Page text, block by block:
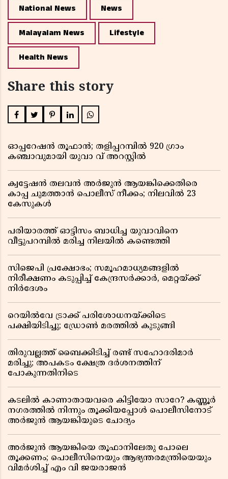
National News News
Malayalam News Lifestyle
Health News
Share this story
ഓപ്പറേഷൻ തൂഫാൻ; തളിപ്പറമ്പിൽ 920 ഗ്രാം
കഞ്ചാവുമായി യുവാ വ് അറസ്റ്റിൽ
ക്വട്ടേഷൻ തലവൻ അർജുൻ ആയങ്കിക്കെതിരെ
കാപ്പ ചുമത്താൻ പൊലീസ് നീക്കം; നിലവിൽ 23
കേസുകൾ
പരിയാരത്ത് ഓട്ടിസം ബാധിച്ച യുവാവിനെ
വീട്ടുപറമ്പിൽ മരിച്ച നിലയിൽ കണ്ടെത്തി
സിജെപി പ്രക്ഷോഭം; സമൂഹമാധ്യമങ്ങളിൽ
നിരീക്ഷണം കടുപ്പിച്ച് കേന്ദ്രസർക്കാർ, മെറ്റയ്ക്ക്
നിർദേശം
റെയിൽവേ ട്രാക്ക് പരിശോധനയ്ക്കിടെ
പക്ഷിയിടിച്ചു; ഡ്രോൺ മരത്തിൽ കുടുങ്ങി
തിരുവല്ലത്ത് ബൈക്കിടിച്ച് രണ്ട് സഹോദരിമാർ
മരിച്ചു; അപകടം ക്ഷേത്ര ദർശനത്തിന്
പോകുന്നതിനിടെ
കടലിൽ കാണാതായവരെ കിട്ടിയോ സാറേ? കണ്ണൂർ
നഗരത്തിൽ നിന്നും തൂക്കിയപ്പോൾ പൊലീസിനോട്
അർജുൻ ആയങ്കിയുടെ ചോദ്യം
അർജുൻ ആയങ്കിയെ തൂഫാനിലേതു പോലെ
തൂക്കണം; പൊലീസിനെയും ആഭ്യന്തരമന്ത്രിയെയും
വിമർശിച്ച് എം വി ജയരാജൻ